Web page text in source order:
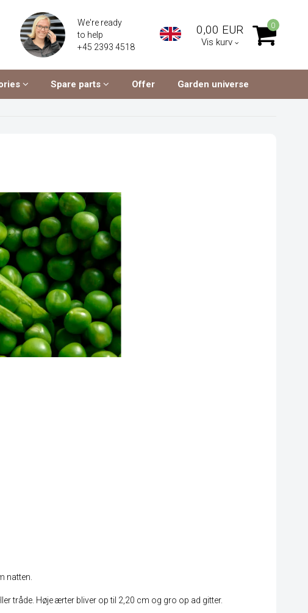
We're ready
to help
+45 2393 4518
0,00 EUR
Vis kurv
0
Spare parts Offer Garden universe
natten.
tråde. Høje ærter bliver op til 2,20 cm og gro op ad gitter.